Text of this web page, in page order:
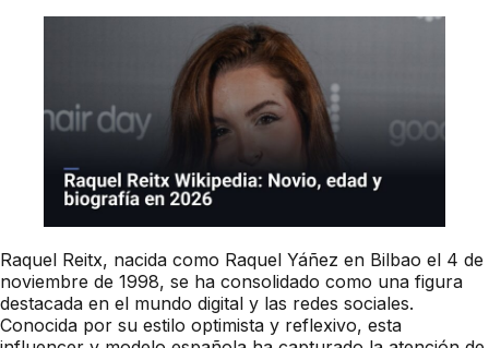
Raquel Reitx, nacida como Raquel Yáñez en Bilbao el 4 de
noviembre de 1998, se ha consolidado como una figura
destacada en el mundo digital y las redes sociales.
Conocida por su estilo optimista y reflexivo, esta